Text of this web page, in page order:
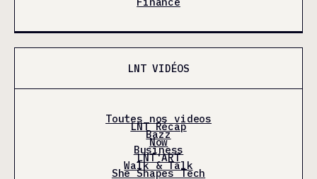
LNT VIDÉOS
Toutes nos videos
LNT Récap
Bazz
Now
Business
LNT'ART
Walk & Talk
She Shapes Tech